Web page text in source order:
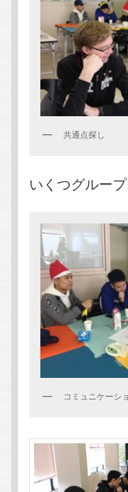
動
共通点探し
いくつグルー
コミュニケーシ